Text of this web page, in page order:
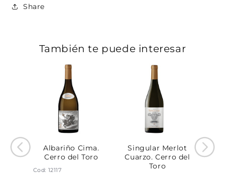
Share
También te puede interesar
Albariño Cima.
Cerro del Toro
Cod: 12117
Singular Merlot
Cuarzo. Cerro del
Toro